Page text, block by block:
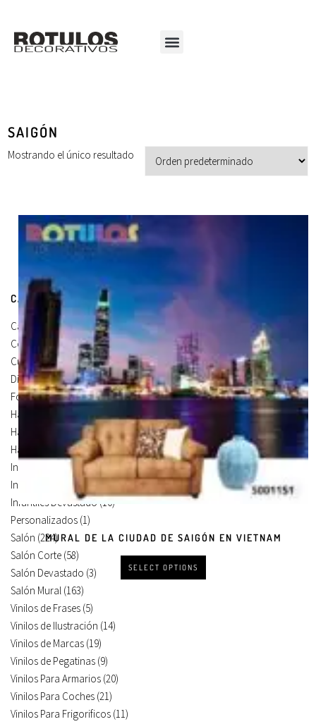
SAIGÓN
Mostrando el único resultado
MURAL DE LA CIUDAD DE SAIGÓN EN VIETNAM
SELECT OPTIONS
CATEGORÍAS DE PRODUCTOS
Carteles Para Puertas(3)
Cocina
(13)
Cuadros en Vinilos(105)
Diseños en Vinilo(8)
Foto Lienzo(51)
Habitación
Habitación Corte(3)
Habitación Devastado (1)
Infantiles
Infantiles Corte (65)
Infantiles Devastado (10)
Personalizados (1)
Salón (224)
Salón Corte (58)
Salón Devastado (3)
Salón Mural (163)
Vinilos de Frases (5)
Vinilos de Ilustración (14)
Vinilos de Marcas (19)
Vinilos de Pegatinas (9)
Vinilos Para Armarios (20)
Vinilos Para Coches (21)
Vinilos Para Frigorificos (11)